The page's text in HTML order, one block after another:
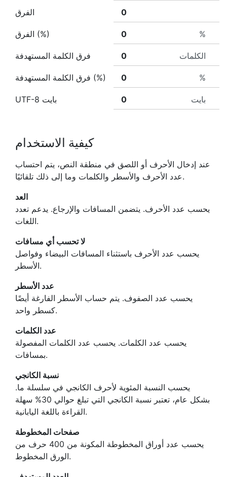
الفرق
الفرق (%) %
فرق الكلمة المستهدفة الكلمات
فرق الكلمة المستهدفة (%) %
UTF-8 بايت بايت
كيفية الاستخدام
عند إدخال الأحرف أو اللصق في منطقة النص، يتم احتساب
عدد الأحرف والأسطر والكلمات وما إلى ذلك تلقائيًا.
العد
يحسب عدد الأحرف. يتضمن المسافات والإرجاع. يدعم تعدد
اللغات.
لا تحسب أي مسافات
يحسب عدد الأحرف باستثناء المسافات البيضاء وفواصل
الأسطر.
عدد الأسطر
يحسب عدد الصفوف. يتم حساب الأسطر الفارغة أيضًا
كسطر واحد.
عدد الكلمات
يحسب عدد الكلمات. يحسب عدد الكلمات المفصولة
بمسافات.
نسبة الكانجي
يحسب النسبة المئوية لأحرف الكانجي في سلسلة ما.
بشكل عام، تعتبر نسبة الكانجي التي تبلغ حوالي 30% سهلة
القراءة باللغة اليابانية.
صفحات المخطوطة
يحسب عدد أوراق المخطوطة المكونة من 400 حرف من
الورق المخطوط.